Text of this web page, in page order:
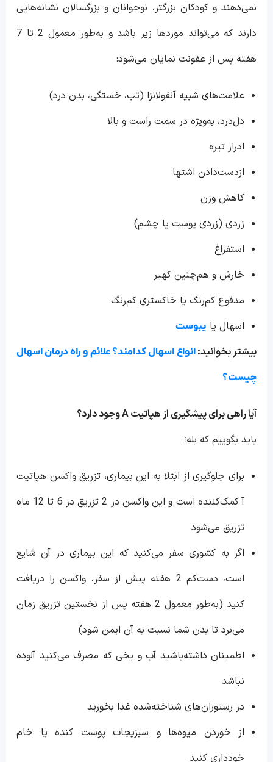
نمی‌دهند و کودکان بزرگتر، نوجوانان و بزرگسالان نشانه‌هایی
دارند که می‌تواند موردها زیر باشد و به‌طور معمول 2 تا 7
هفته پس از عفونت نمایان می‌شود:
علامت‌های شبیه آنفولانزا (تب، خستگی، بدن درد)
دل‌درد، به‌ویژه در سمت راست و بالا
ادرار تیره
ازدست‌دادن اشتها
کاهش وزن
زردی (زردی پوست یا چشم)
استفراغ
خارش و هم‌چنین کهیر
مدفوع کم‌رنگ یا خاکستری کم‌رنگ
اسهال یا یبوست
بیشتر بخوانید:انواع اسهال کدامند؟ علائم و راه درمان اسهال
چیست؟
آیا راهی برای پیشگیری از هپاتیت
وجود دارد؟
باید بگوییم که بله؛
برای جلوگیری از ابتلا به این بیماری، تزریق واکسن هپاتیت
آ کمک‌کننده است و این واکسن در 2 تزریق در 6 تا 12 ماه
تزریق می‌شود
اگر به کشوری سفر می‌کنید که این بیماری در آن شایع
است، دست‌کم 2 هفته پیش از سفر، واکسن را دریافت
کنید (به‌طور معمول 2 هفته پس از نخستین تزریق زمان
می‌برد تا بدن شما نسبت به آن ایمن شود)
اطمینان داشته‌باشید آب و یخی که مصرف می‌کنید آلوده
نباشد
در رستوران‌های شناخته‌شده غذا بخورید
از خوردن میوه‌ها و سبزیجات پوست کنده یا خام
خودداری کنید